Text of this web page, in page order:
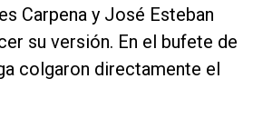
Carpena y José Esteban
su versión. En el bufete de
colgaron directamente el